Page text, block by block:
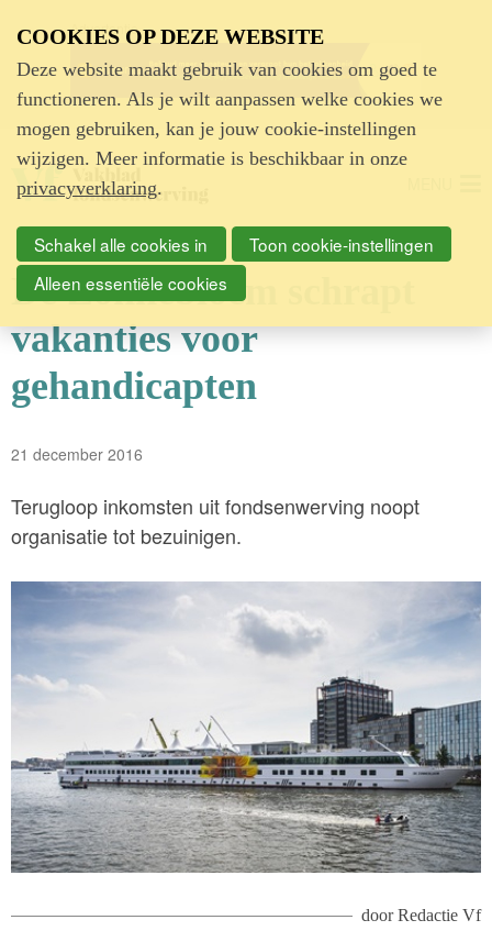
Advertentie
De Zonnebloem schrapt
vakanties voor
gehandicapten
21 december 2016
Terugloop inkomsten uit fondsenwerving noopt
organisatie tot bezuinigen.
doorRedactie Vf
COOKIES OP DEZE WEBSITE
Deze website maakt gebruik van cookies om goed te
functioneren. Als je wilt aanpassen welke cookies we
mogen gebruiken, kan je jouw cookie-instellingen
wijzigen. Meer informatie is beschikbaar in onze
privacyverklaring.
Schakel alle cookies in
Toon cookie-instellingen
Alleen essentiële cookies